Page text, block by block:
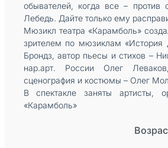
обывателей, когда все –
Лебедь. Дайте только ему
Мюзикл театра «Карамболь»
зрителем по мюзиклам
Брондз, автор пьесы и стихов –
нар.арт. России Олег
сценография и костюмы – Олег
В спектакле заняты артисты,
«Карамболь»